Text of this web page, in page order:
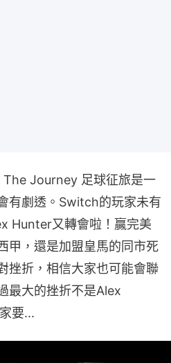
The Journey 足球征旅是一
有劇透。Switch的玩家未有
Hunter又轉會啦！贏完美
甲，還是加盟皇馬的同市死
挫折，相信大家也可能會聯
最大的挫折不是Alex
要...